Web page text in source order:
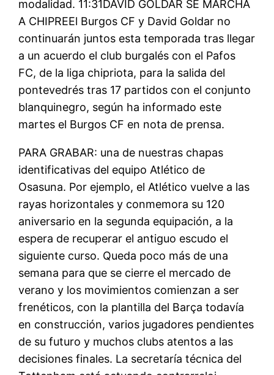
modalidad. 11:31DAVID GOLDAR SE MARCHA
A CHIPREEl Burgos CF y David Goldar no
continuarán juntos esta temporada tras llegar
a un acuerdo el club burgalés con el Pafos
FC, de la liga chipriota, para la salida del
pontevedrés tras 17 partidos con el conjunto
blanquinegro, según ha informado este
martes el Burgos CF en nota de prensa.
PARA GRABAR: una de nuestras chapas
identificativas del equipo Atlético de
Osasuna. Por ejemplo, el Atlético vuelve a las
rayas horizontales y conmemora su 120
aniversario en la segunda equipación, a la
espera de recuperar el antiguo escudo el
siguiente curso. Queda poco más de una
semana para que se cierre el mercado de
verano y los movimientos comienzan a ser
frenéticos, con la plantilla del Barça todavía
en construcción, varios jugadores pendientes
de su futuro y muchos clubs atentos a las
decisiones finales. La secretaría técnica del